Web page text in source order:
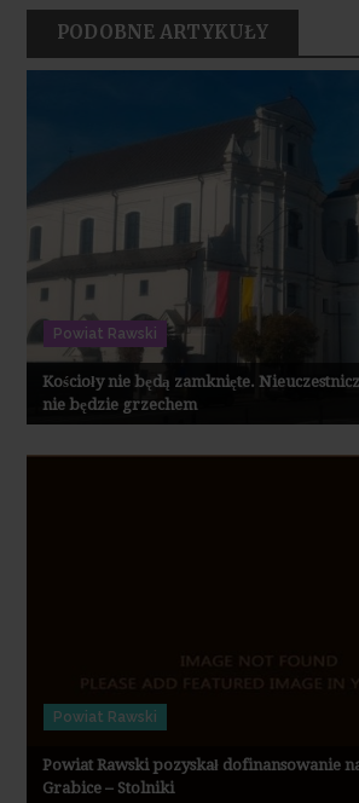
PODOBNE ARTYKUŁY
Powiat Rawski
Kościoły nie będą zamknięte.
nie będzie grzechem
Powiat Rawski
Powiat Rawski pozyskał dofinansowanie
Grabice – Stolniki